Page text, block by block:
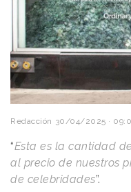
Redacción 30/04/2025 ·
“Esta es la cantidad
al precio de nuestros
de celebridades”.